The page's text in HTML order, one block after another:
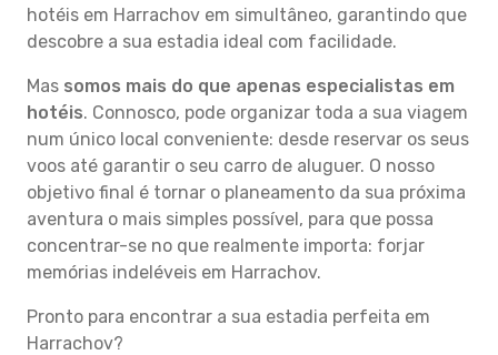
hotéis em Harrachov em simultâneo, garantindo que
descobre a sua estadia ideal com facilidade.
Mas somos mais do que apenas especialistas em
hotéis. Connosco, pode organizar toda a sua viagem
num único local conveniente: desde reservar os seus
voos até garantir o seu carro de aluguer. O nosso
objetivo final é tornar o planeamento da sua próxima
aventura o mais simples possível, para que possa
concentrar-se no que realmente importa: forjar
memórias indeléveis em Harrachov.
Pronto para encontrar a sua estadia perfeita em
Harrachov?